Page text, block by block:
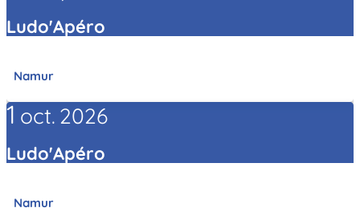
Ludo'Apéro
Namur
1 oct. 2026
Ludo'Apéro
Namur